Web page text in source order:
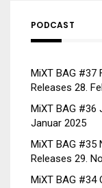
PODCAST
MiXT BAG #37
Releases 28.
MiXT BAG #36
Januar 2025
MiXT BAG #35
Releases 29.
MiXT BAG #34